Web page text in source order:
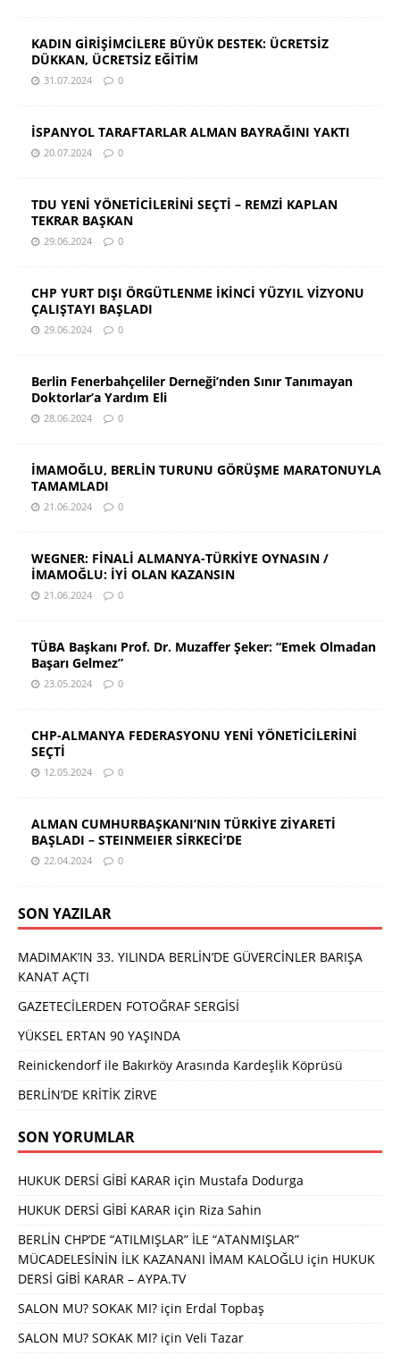
KADIN GİRİŞİMCİLERE BÜYÜK DESTEK: ÜCRETSİZ
DÜKKAN, ÜCRETSİZ EĞİTİM
31.07.2024 0
İSPANYOL TARAFTARLAR ALMAN BAYRAĞINI YAKTI
20.07.2024 0
TDU YENİ YÖNETİCİLERİNİ SEÇTİ – REMZİ KAPLAN
TEKRAR BAŞKAN
29.06.2024 0
CHP YURT DIŞI ÖRGÜTLENME İKİNCİ YÜZYIL VİZYONU
ÇALIŞTAYI BAŞLADI
29.06.2024 0
Berlin Fenerbahçeliler Derneği’nden Sınır Tanımayan
Doktorlar’a Yardım Eli
28.06.2024 0
İMAMOĞLU, BERLİN TURUNU GÖRÜŞME MARATONUYLA
TAMAMLADI
21.06.2024 0
WEGNER: FİNALİ ALMANYA-TÜRKİYE OYNASIN /
İMAMOĞLU: İYİ OLAN KAZANSIN
21.06.2024 0
TÜBA Başkanı Prof. Dr. Muzaffer Şeker: “Emek Olmadan
Başarı Gelmez”
23.05.2024 0
CHP-ALMANYA FEDERASYONU YENİ YÖNETİCİLERİNİ
SEÇTİ
12.05.2024 0
ALMAN CUMHURBAŞKANI’NIN TÜRKİYE ZİYARETİ
BAŞLADI – STEINMEIER SİRKECİ’DE
22.04.2024 0
SON YAZILAR
MADIMAK’IN 33. YILINDA BERLİN’DE GÜVERCİNLER BARIŞA
KANAT AÇTI
GAZETECİLERDEN FOTOĞRAF SERGİSİ
YÜKSEL ERTAN 90 YAŞINDA
Reinickendorf ile Bakırköy Arasında Kardeşlik Köprüsü
BERLİN’DE KRİTİK ZİRVE
SON YORUMLAR
HUKUK DERSİ GİBİ KARAR için Mustafa Dodurga
HUKUK DERSİ GİBİ KARAR için Riza Sahin
BERLİN CHP’DE “ATILMIŞLAR” İLE “ATANMIŞLAR”
MÜCADELESİNİN İLK KAZANANI İMAM KALOĞLU için HUKUK
DERSİ GİBİ KARAR – AYPA.TV
SALON MU? SOKAK MI? için Erdal Topbaş
SALON MU? SOKAK MI? için Veli Tazar